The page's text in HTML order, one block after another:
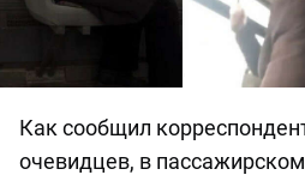
Как сообщил
очевидцев, в